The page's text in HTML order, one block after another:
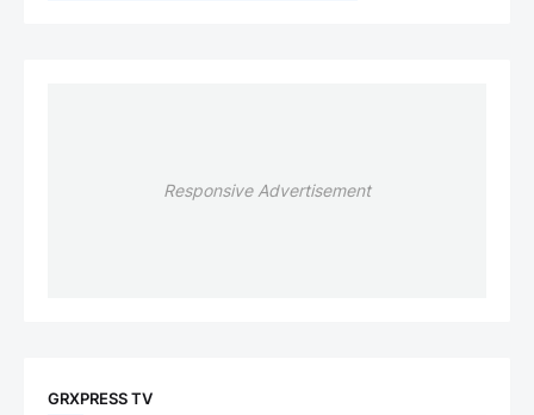
Responsive Advertisement
GRXPRESS TV